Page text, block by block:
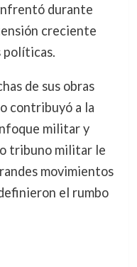
durante
creciente
políticas.
de sus obras
contribuyó a la
militar y
tribuno militar le
movimientos
el rumbo